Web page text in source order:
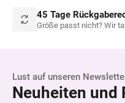
45 Tage
Größe passt nicht? Wir
Lust auf unseren
Neuheiten und